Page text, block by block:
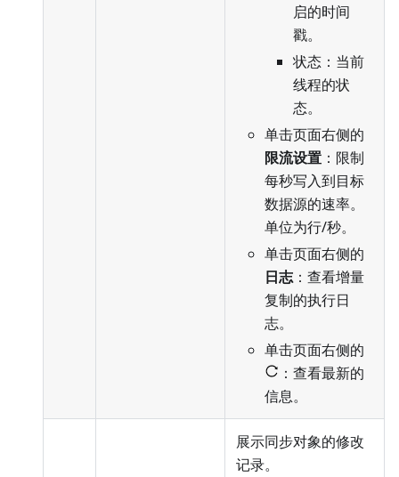
启的时间
戳。
状态：当前
线程的状
态。
单击页面右侧的
限流设置 ：限制
每秒写入到目标
数据源的速率。
单位为行/秒。
单击页面右侧的
日志：查看增量
复制的执行日
志。
单击页面右侧的
：查看最新的
信息。
展示同步对象的修改
记录。